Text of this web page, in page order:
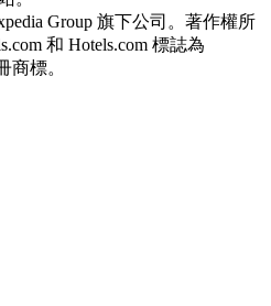
Group 旗下公司。著作權所
和 Hotels.com 標誌為
商標。